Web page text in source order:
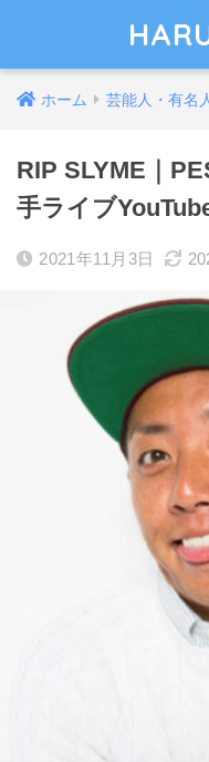
ホーム 芸能人・有名
RIP SLYME｜
手ライブ
2021年11月3日